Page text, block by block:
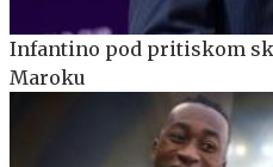
Infantino pod pritiskom
Maroku